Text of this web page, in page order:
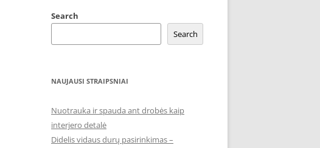
Search
Search
NAUJAUSI STRAIPSNIAI
Nuotrauka ir spauda ant drobės kaip
interjero detalė
Didelis vidaus durų pasirinkimas –